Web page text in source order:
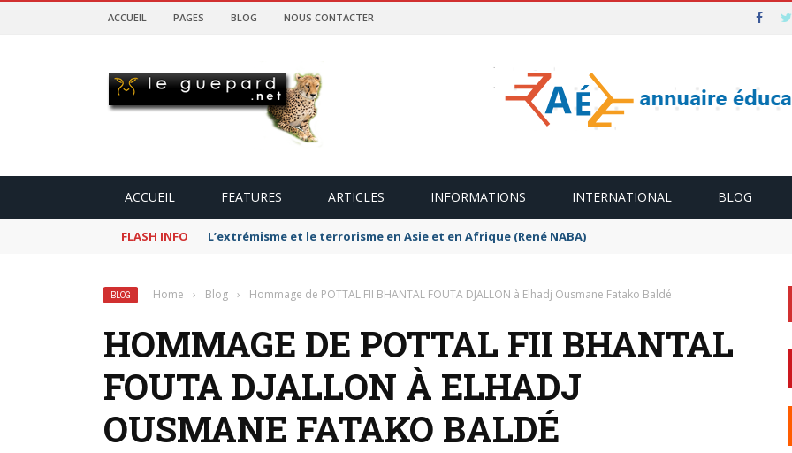
ACCUEIL PAGES BLOG NOUS CONTACTER
ACCUEIL FEATURES ARTICLES INFORMATIONS INTERNATIONAL BLOG
FLASH INFO L’extrémisme et le terrorisme en Asie et en Afrique (René NABA)
BLOG Home › Blog › Hommage de POTTAL FII BHANTAL FOUTA DJALLON à Elhadj Ousmane Fatako Baldé
HOMMAGE DE POTTAL FII BHANTAL
FOUTA DJALLON À ELHADJ
OUSMANE FATAKO BALDÉ